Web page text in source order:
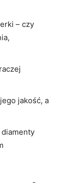
– czy
jakość, a